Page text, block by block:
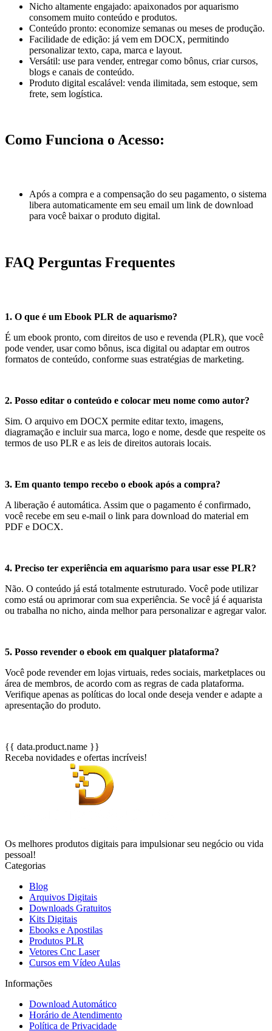
Nicho altamente engajado: apaixonados por aquarismo
consomem muito conteúdo e produtos.
Conteúdo pronto: economize semanas ou meses de produção.
Facilidade de edição: já vem em DOCX, permitindo
personalizar texto, capa, marca e layout.
Versátil: use para vender, entregar como bônus, criar cursos,
blogs e canais de conteúdo.
Produto digital escalável: venda ilimitada, sem estoque, sem
frete, sem logística.
Como Funciona o Acesso:
Após a compra e a compensação do seu pagamento, o sistema
libera automaticamente em seu email um link de download
para você baixar o produto digital.
FAQ Perguntas Frequentes
1. O que é um Ebook PLR de aquarismo?
É um ebook pronto, com direitos de uso e revenda (PLR), que você
pode vender, usar como bônus, isca digital ou adaptar em outros
formatos de conteúdo, conforme suas estratégias de marketing.
2. Posso editar o conteúdo e colocar meu nome como autor?
Sim. O arquivo em DOCX permite editar texto, imagens,
diagramação e incluir sua marca, logo e nome, desde que respeite os
termos de uso PLR e as leis de direitos autorais locais.
3. Em quanto tempo recebo o ebook após a compra?
A liberação é automática. Assim que o pagamento é confirmado,
você recebe em seu e-mail o link para download do material em
PDF e DOCX.
4. Preciso ter experiência em aquarismo para usar esse PLR?
Não. O conteúdo já está totalmente estruturado. Você pode utilizar
como está ou aprimorar com sua experiência. Se você já é aquarista
ou trabalha no nicho, ainda melhor para personalizar e agregar valor.
5. Posso revender o ebook em qualquer plataforma?
Você pode revender em lojas virtuais, redes sociais, marketplaces ou
área de membros, de acordo com as regras de cada plataforma.
Verifique apenas as políticas do local onde deseja vender e adapte a
apresentação do produto.
{{ data.product.name }}
Receba novidades e ofertas incríveis!
Os melhores produtos digitais para impulsionar seu negócio ou vida
pessoal!
Categorias
Blog
Arquivos Digitais
Downloads Gratuitos
Kits Digitais
Ebooks e Apostilas
Produtos PLR
Vetores Cnc Laser
Cursos em Vídeo Aulas
Informações
Download Automático
Horário de Atendimento
Política de Privacidade